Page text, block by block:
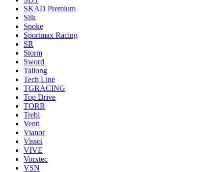
SKAD Premium
Slik
Spoke
Sportmax Racing
SR
Storm
Sword
Tailong
Tech Line
TGRACING
Top Drive
TORR
Trebl
Venti
Vianor
Vissol
VIVE
Vorxtec
VSN